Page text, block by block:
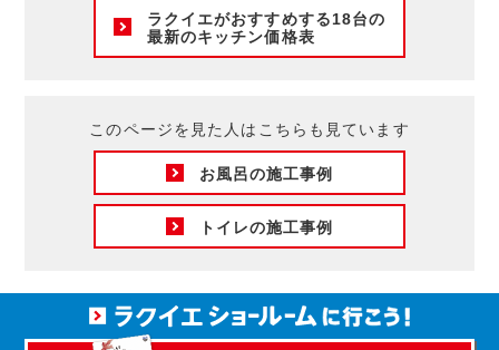
ラクイエがおすすめする18台の
最新のキッチン価格表
このページを見た人はこちらも見ています
お風呂の施工事例
トイレの施工事例